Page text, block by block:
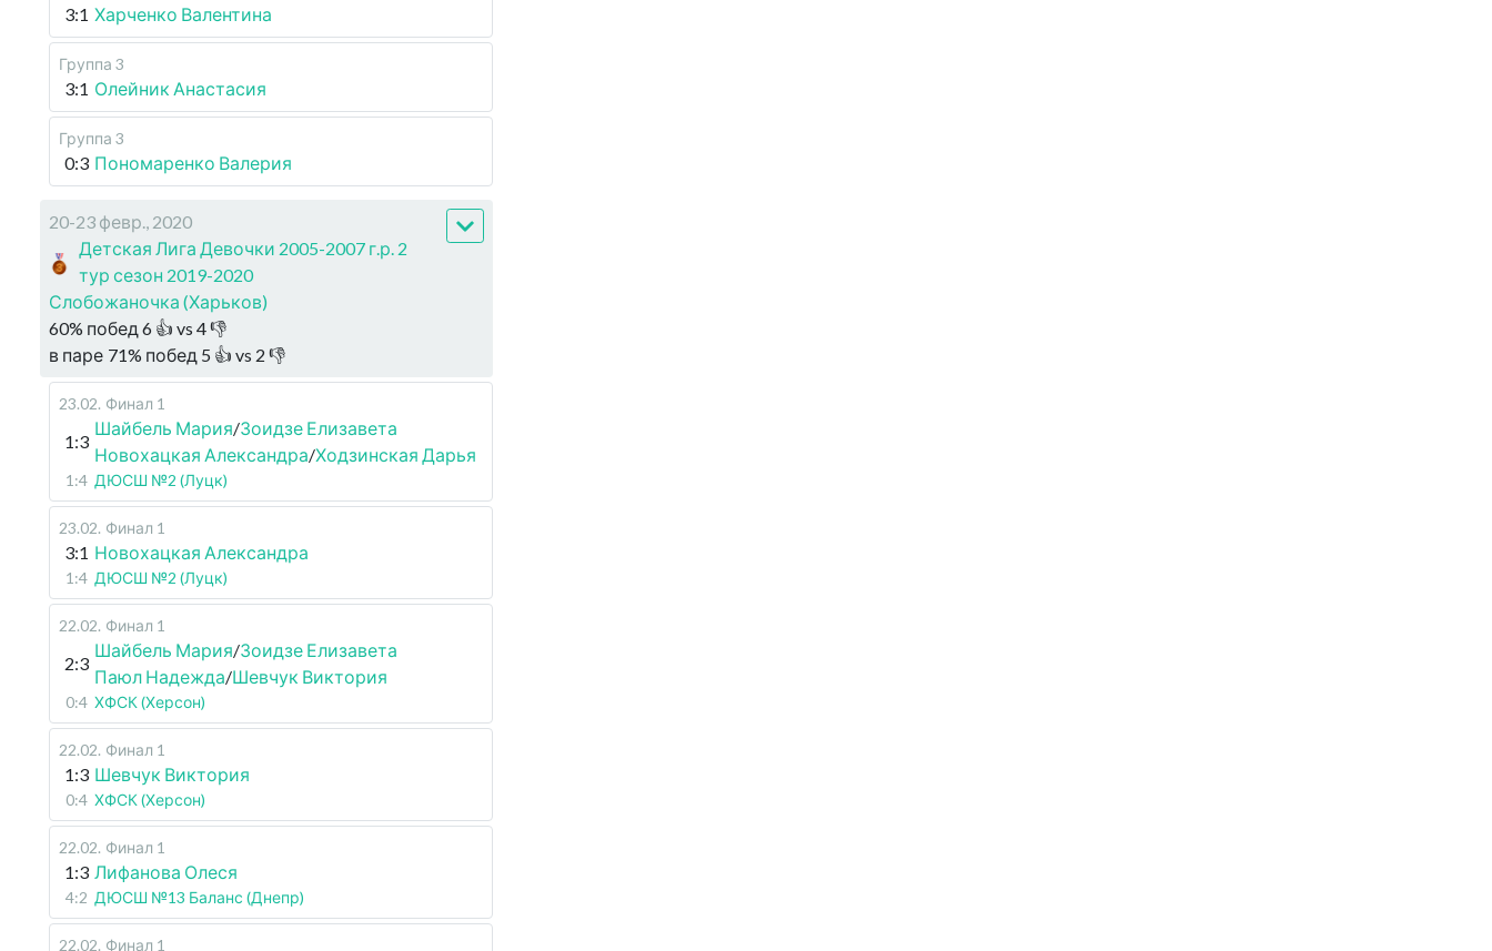
3:1 Харченко Валентина
Группа 3
3:1 Олейник Анастасия
Группа 3
0:3 Пономаренко Валерия
20-23 февр., 2020
Детская Лига Девочки 2005-2007 г.р. 2
тур сезон 2019-2020
Слобожаночка (Харьков)
60% побед 6 👍 vs 4👎
в паре 71% побед 5 👍 vs 2 👎
23.02. Финал 1
1:3
Шайбель Мария/Зоидзе Елизавета
Новохацкая Александра/Ходзинская Дарья
1:4 ДЮСШ №2 (Луцк)
23.02. Финал 1
3:1 Новохацкая Александра
1:4 ДЮСШ №2 (Луцк)
22.02. Финал 1
2:3
Шайбель Мария/Зоидзе Елизавета
Паюл Надежда/Шевчук Виктория
0:4 ХФСК (Херсон)
22.02. Финал 1
1:3 Шевчук Виктория
0:4 ХФСК (Херсон)
22.02. Финал 1
1:3 Лифанова Олеся
4:2 ДЮСШ №13 Баланс (Днепр)
22.02. Финал 1